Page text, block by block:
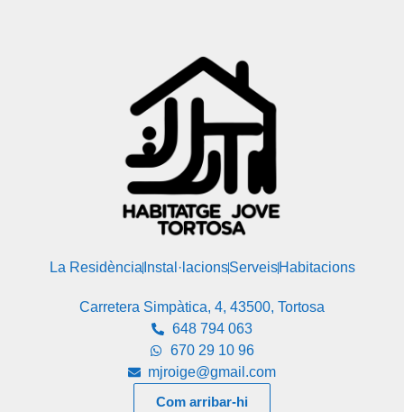
La Residència Instal·lacionsServeis Habitacions
Carretera Simpàtica, 4, 43500, Tortosa
648 794 063
670 29 10 96
mjroige@gmail.com
Com arribar-hi